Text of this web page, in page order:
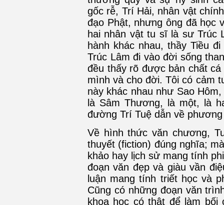
gốc rễ, Trí Hải, nhân vật
đạo Phật, nhưng ông đã học
hai nhân vật tu sĩ là sư Trúc
hành khác nhau, thầy Tiều
Trúc Lâm đi vào đời sống
đều thấy rõ được bản chất
mình và cho đời. Tôi có cảm
này khác nhau như Sao
là Sâm Thương, là một, là
đường Trí Tuệ dẫn về
Về hình thức văn chương,
thuyết (fiction) đúng nghĩa;
khảo hay lịch sử mang tính
đoạn văn đẹp và giàu vần
luận mang tính triết học và
Cũng có những đoạn văn
khoa học có thật để làm